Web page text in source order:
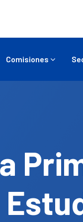
Comisiones